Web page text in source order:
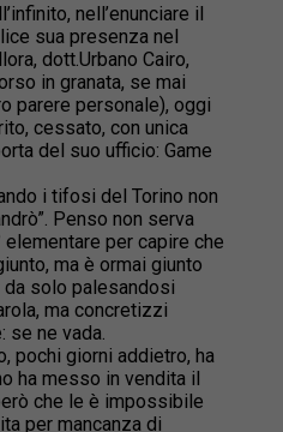
nell’enunciare il
sua presenza nel
dott.Urbano Cairo,
in granata, se mai
parere personale), oggi
cessato, con unica
del suo ufficio: Game
i tifosi del Torino non
Penso non serva
per capire che
ma è ormai giunto
solo palesandosi
ma concretizzi
ne vada.
pochi giorni addietro, ha
ha messo in vendita il
che le è impossibile
per mancanza di